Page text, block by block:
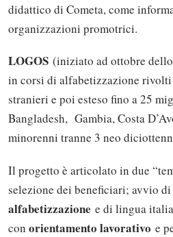
didattico di Cometa, come
organizzazioni promotrici.
LOGOS (iniziato ad ottobre
in corsi di alfabetizzazione
stranieri e poi esteso fino a 25
Bangladesh, Gambia, Costa
minorenni tranne 3 neo
Il progetto è articolato in due
selezione dei beneficiari; avvio di
alfabetizzazione e di lingua
con orientamento lavorativo e